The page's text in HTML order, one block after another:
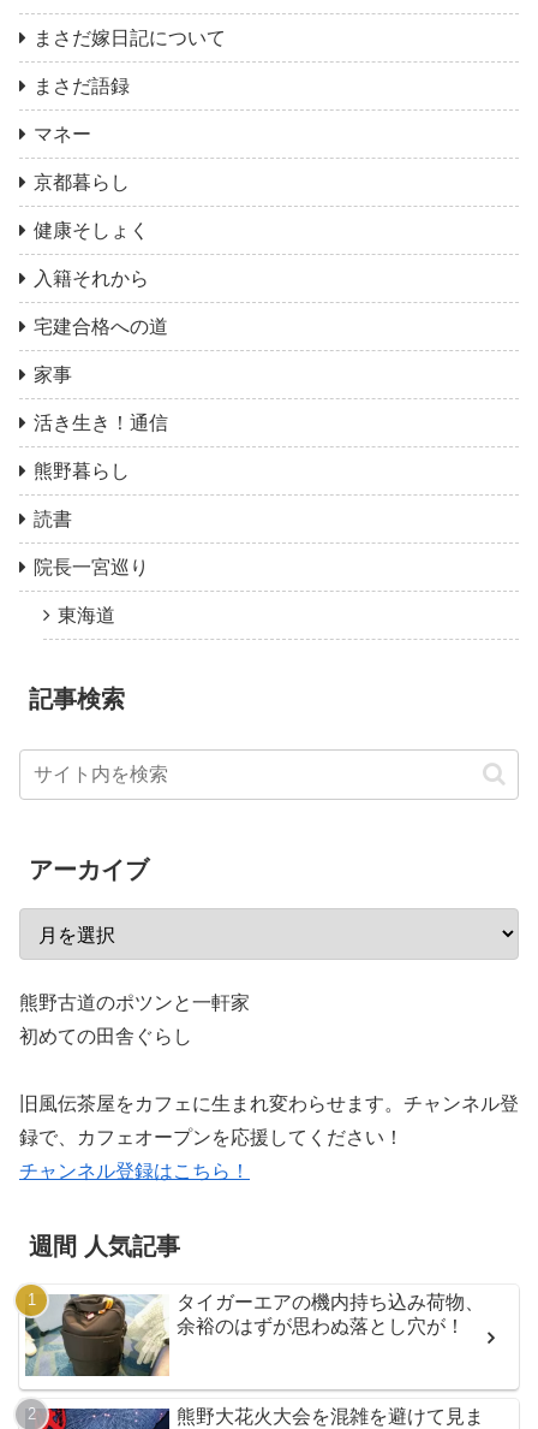
まさだ嫁日記について
まさだ語録
マネー
京都暮らし
健康そしょく
入籍それから
宅建合格への道
家事
活き生き！通信
熊野暮らし
読書
院長一宮巡り
東海道
記事検索
アーカイブ
熊野古道のポツンと一軒家
初めての田舎ぐらし
旧風伝茶屋をカフェに生まれ変わらせます。チャンネル登
録で、カフェオープンを応援してください！
チャンネル登録はこちら！
週間 人気記事
タイガーエアの機内持ち込み荷物、
余裕のはずが思わぬ落とし穴が！
熊野大花火大会を混雑を避けて見ま